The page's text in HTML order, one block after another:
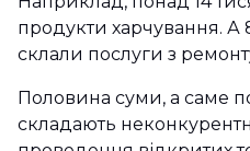
продукти харчування. А
склали послуги з
Половина суми, а саме
складають